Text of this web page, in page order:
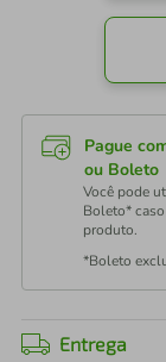
Pague
ou Boleto
Você pode
Boleto*
produto.
*Boleto
Entrega